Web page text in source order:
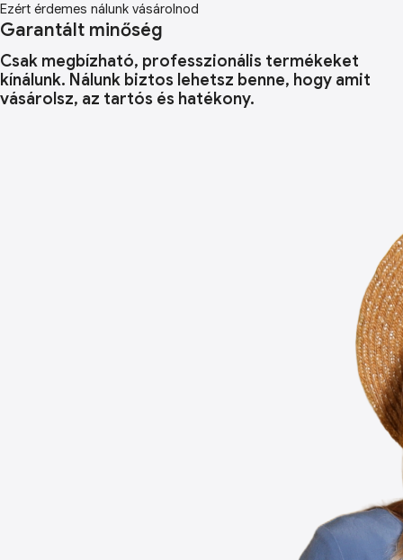
Ezért érdemes nálunk vásárolnod
Garantált minőség
Csak megbízható, professzionális termékeket
kínálunk. Nálunk biztos lehetsz benne, hogy amit
vásárolsz, az tartós és hatékony.